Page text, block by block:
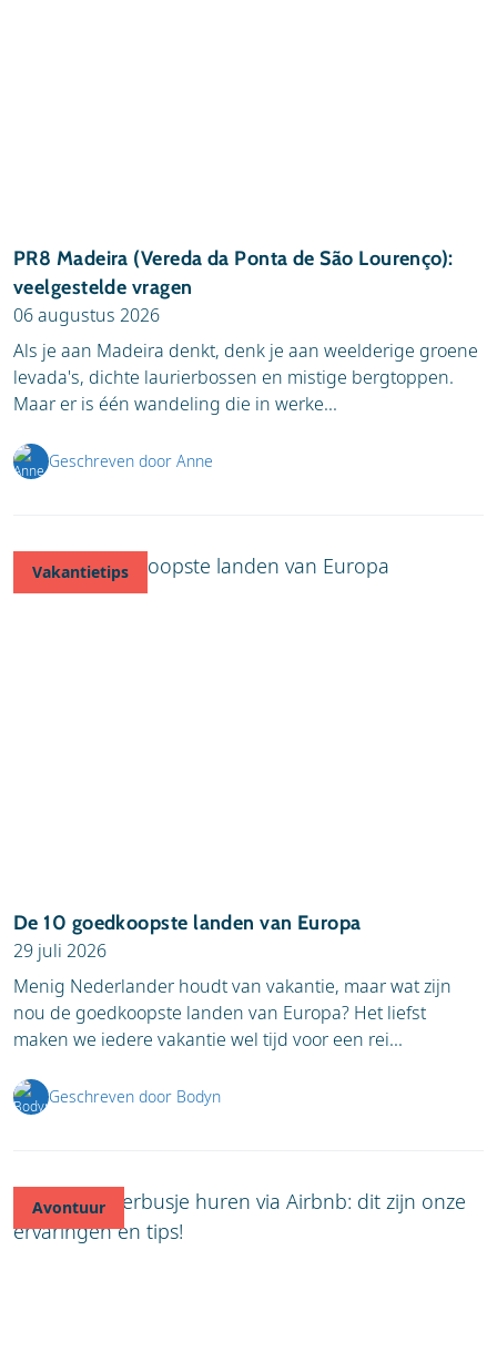
PR8 Madeira (Vereda da Ponta de São Lourenço):
veelgestelde vragen
06 augustus 2026
Als je aan Madeira denkt, denk je aan weelderige groene
levada's, dichte laurierbossen en mistige bergtoppen.
Maar er is één wandeling die in werke...
Geschreven door Anne
Vakantietips
De 10 goedkoopste landen van Europa
29 juli 2026
Menig Nederlander houdt van vakantie, maar wat zijn
nou de goedkoopste landen van Europa? Het liefst
maken we iedere vakantie wel tijd voor een rei...
Geschreven door Bodyn
Avontuur